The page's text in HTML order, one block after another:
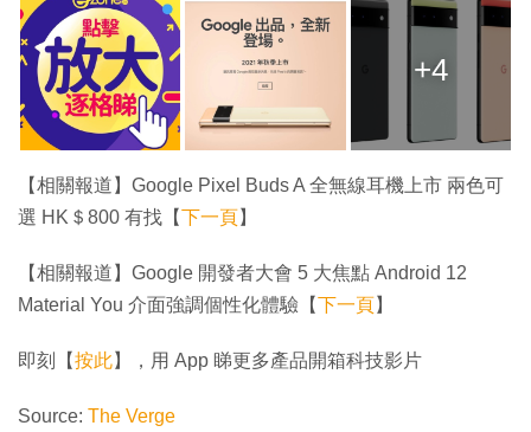
+4
【相關報道】Google Pixel Buds A 全無線耳機上市 兩色可
選 HK＄800 有找【下一頁】
【相關報道】Google 開發者大會 5 大焦點 Android 12
Material You 介面強調個性化體驗【下一頁】
即刻【按此】，用 App 睇更多產品開箱科技影片
Source: The Verge